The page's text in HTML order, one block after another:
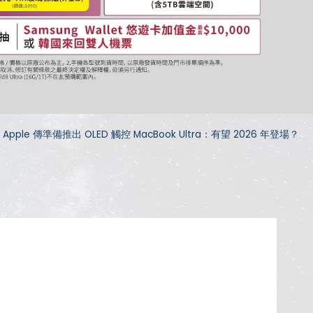
Apple 傳準備推出 OLED 觸控 MacBook Ultra：有望 2026 年登場？